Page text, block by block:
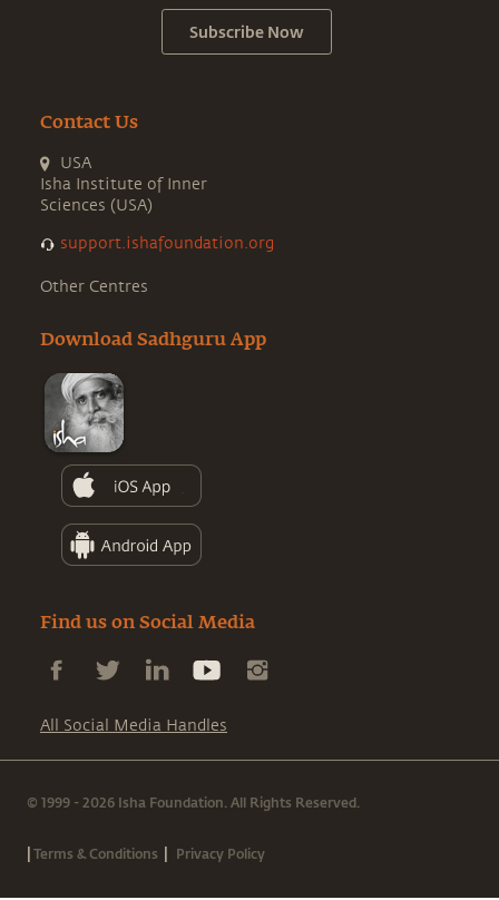
Subscribe Now
Contact Us
USA
Isha Institute of Inner
Sciences (USA)
support.ishafoundation.org
Other Centres
Download Sadhguru App
Find us on Social Media
All Social Media Handles
© 1999 - 2026 Isha Foundation. All Rights Reserved.
|Terms & Conditions | Privacy Policy